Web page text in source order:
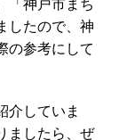
「神戸市まち
したので、神
の参考にして
介していま
ましたら、ぜ